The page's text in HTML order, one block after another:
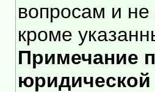
вопросам и
кроме
Примечание